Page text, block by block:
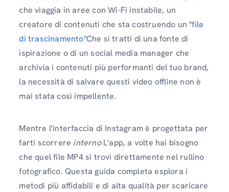
che viaggia in aree con Wi-Fi instabile, un
creatore di contenuti che sta costruendo un"file
di trascinamento"Che si tratti di una fonte di
ispirazione o di un social media manager che
archivia i contenuti più performanti del tuo brand,
la necessità di salvare questi video offline non è
mai stata così impellente.
Mentre l'interfaccia di Instagram è progettata per
farti scorrere internoL'app, a volte hai bisogno
che quel file MP4 si trovi direttamente nel rullino
fotografico. Questa guida completa esplora i
metodi più affidabili e di alta qualità per scaricare